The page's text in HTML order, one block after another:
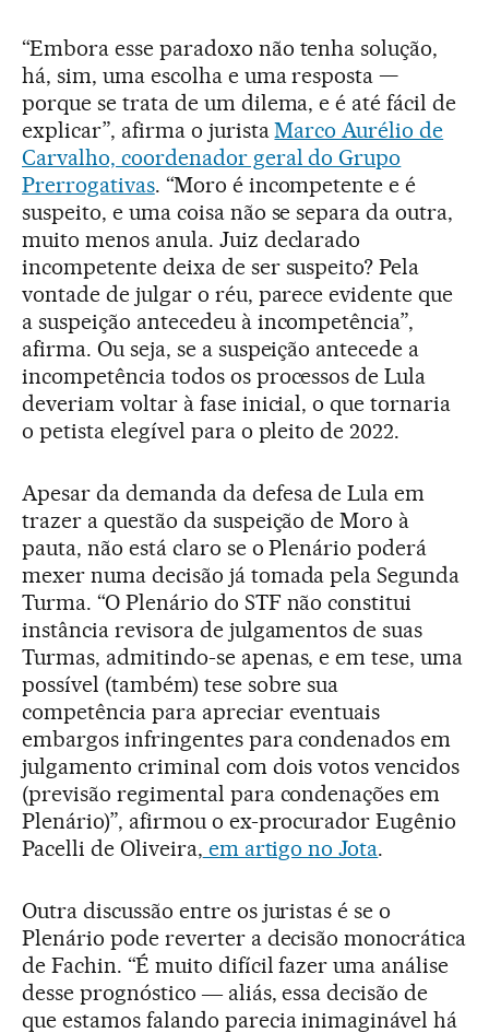
“Embora esse paradoxo não tenha solução,
há, sim, uma escolha e uma resposta —
porque se trata de um dilema, e é até fácil de
explicar”, afirma o juristaMarco Aurélio de
Carvalho, coordenador geral do Grupo
Prerrogativas. “Moro é incompetente e é
suspeito, e uma coisa não se separa da outra,
muito menos anula. Juiz declarado
incompetente deixa de ser suspeito? Pela
vontade de julgar o réu, parece evidente que
a suspeição antecedeu à incompetência”,
afirma. Ou seja, se a suspeição antecede a
incompetência todos os processos de Lula
deveriam voltar à fase inicial, o que tornaria
o petista elegível para o pleito de 2022.
Apesar da demanda da defesa de Lula em
trazer a questão da suspeição de Moro à
pauta, não está claro se o Plenário poderá
mexer numa decisão já tomada pela Segunda
Turma. “O Plenário do STF não constitui
instância revisora de julgamentos de suas
Turmas, admitindo-se apenas, e em tese, uma
possível (também) tese sobre sua
competência para apreciar eventuais
embargos infringentes para condenados em
julgamento criminal com dois votos vencidos
(previsão regimental para condenações em
Plenário)”, afirmou o ex-procurador Eugênio
Pacelli de Oliveira, em artigo no Jota.
Outra discussão entre os juristas é se o
Plenário pode reverter a decisão monocrática
de Fachin. “É muito difícil fazer uma análise
desse prognóstico ― aliás, essa decisão de
que estamos falando parecia inimaginável há